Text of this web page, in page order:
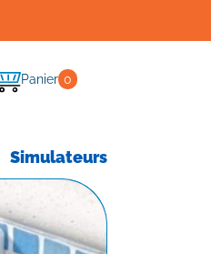
Panier 0
Simulateurs